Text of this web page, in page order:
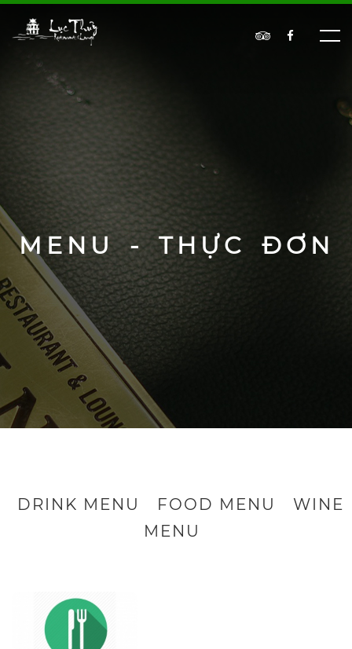
MENU - THỰC ĐƠN
DRINK MENU FOOD MENU
WINE
MENU